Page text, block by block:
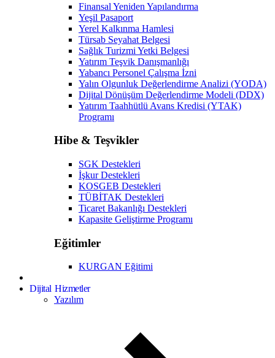
Finansal Yeniden Yapılandırma
Yeşil Pasaport
Yerel Kalkınma Hamlesi
Türsab Seyahat Belgesi
Sağlık Turizmi Yetki Belgesi
Yatırım Teşvik Danışmanlığı
Yabancı Personel Çalışma İzni
Yalın Olgunluk Değerlendirme Analizi (YODA)
Dijital Dönüşüm Değerlendirme Modeli (DDX)
Yatırım Taahhütlü Avans Kredisi (YTAK)
Programı
Hibe & Teşvikler
SGK Destekleri
İşkur Destekleri
KOSGEB Destekleri
TÜBİTAK Destekleri
Ticaret Bakanlığı Destekleri
Kapasite Geliştirme Programı
Eğitimler
KURGAN Eğitimi
Dijital Hizmetler
Yazılım